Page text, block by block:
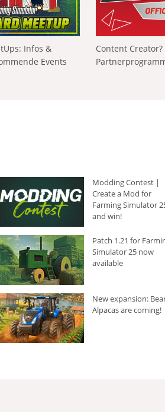
Infos &
Events
Content
Modding Contest |
Create a Mod for
Farming Simulator
and win!
Patch 1.21 for
Simulator 25 now
available
New expansion:
Alpacas are coming!